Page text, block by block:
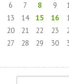
6
7 8 9
13
14 15 16
20
21 22 23
27
28 29 30